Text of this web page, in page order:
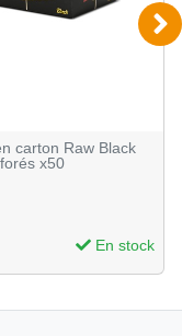
carton Raw Black
x50
En stock